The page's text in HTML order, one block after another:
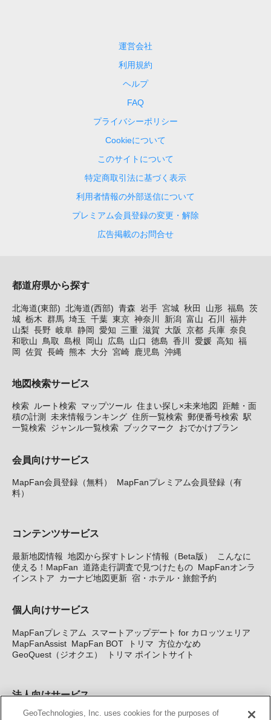
運営会社
利用規約
ヘルプ
FAQ
プライバシーポリシー
Cookieについて
このサイトについて
特定商取引法に基づく表示
利用者情報の外部送信について
プレミアム会員登録の変更・解除
広告掲載のお問合せ
都道府県から探す
北海道(東部) 北海道(西部) 青森 岩手 宮城 秋田 山形 福島 茨
城 栃木 群馬 埼玉 千葉 東京 神奈川 新潟 富山 石川
福井
山梨 長野 岐阜 静岡 愛知 三重 滋賀 大阪 京都 兵庫 奈良
和歌山
鳥取 島根 岡山 広島 山口 徳島 香川 愛媛 高知 福
岡 佐賀 長崎 熊本 大分 宮崎 鹿児島 沖縄
地図検索サービス
検索 ルート検索 マップツール 住まい探し×未来地図
距離・面
積の計測
未来情報ランキング 住所一覧検索 郵便番号検索 駅
一覧検索 ジャンル一覧検索 ブックマーク おでかけプラン
会員向けサービス
MapFan会員登録（無料）
MapFanプレミアム会員登録（有
料）
コンテンツサービス
最新地図情報 地図から探すトレンド情報（Beta版）
こんなに
使える！MapFan 道路走行調査で見つけたもの MapFanオンラ
インストア
カーナビ地図更新 宿・ホテル・旅館予約
個人向けサービス
MapFanプレミアム
スマートアップデート for カロッツェリア
MapFanAssist MapFan BOT トリマ 方位かなめ
GeoQuest（ジオクエ）
トリマ ポイントサイト
法人向けサービス
法人向け地図・位置情報サービス WEBサイト・システム向け地
GeoTechnologies, Inc. uses cookies for the purposes of